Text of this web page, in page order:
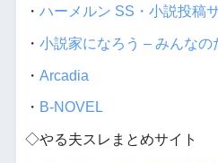
・ ハーメルン SS・小説投稿
・ 小説家になろう – みんなの
・ Arcadia
・ B-NOVEL
◇やる夫スレまとめサイト